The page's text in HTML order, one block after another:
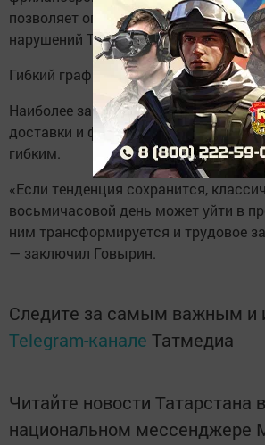
позволяет оптимизировать расходы
нарушений Трудового кодекса.
Гибкий график — новая норма?
Наиболее заметны эти изменения в
доставки и фриланса, где рабочий
гибким.
«Если тенденция сохранится,
восьмичасовой день может уйти в
ним трансформируется и трудовое
— заключил Говырин.
Следите за самым важным и
Telegram-канале Татмедиа
Читайте новости Татарстана в
национальном мессенджере